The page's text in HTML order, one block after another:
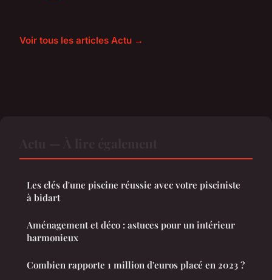
Voir tous les articles Actu →
Les clés d'une piscine réussie avec votre pisciniste
à bidart
Aménagement et déco : astuces pour un intérieur
harmonieux
Combien rapporte 1 million d'euros placé en 2023 ?